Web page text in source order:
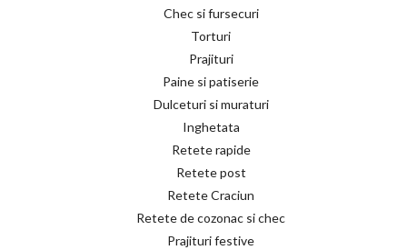
Chec si fursecuri
Torturi
Prajituri
Paine si patiserie
Dulceturi si muraturi
Inghetata
Retete rapide
Retete post
Retete Craciun
Retete de cozonac si chec
Prajituri festive